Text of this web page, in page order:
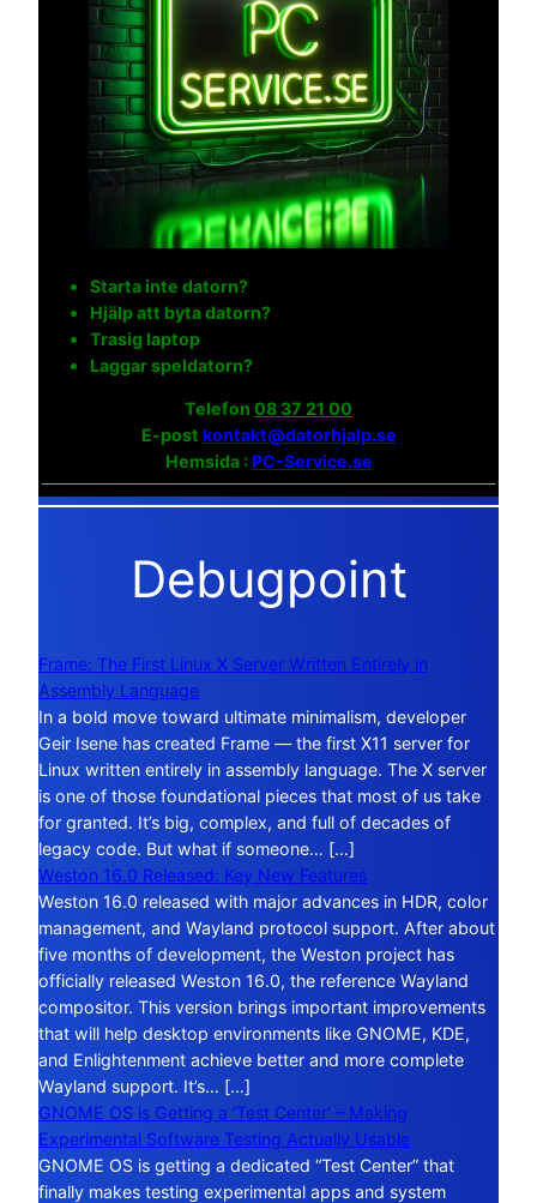
Starta inte datorn?
Hjälp att byta datorn?
Trasig laptop
Laggar speldatorn?
Telefon 08 37 21 00
E-post kontakt@datorhjalp.se
Hemsida :PC-Service.se
Debugpoint
Frame: The First Linux X Server Written Entirely in
Assembly Language
In a bold move toward ultimate minimalism, developer
Geir Isene has created Frame — the first X11 server for
Linux written entirely in assembly language. The X server
is one of those foundational pieces that most of us take
for granted. It’s big, complex, and full of decades of
legacy code. But what if someone… […]
Weston 16.0 Released: Key New Features
Weston 16.0 released with major advances in HDR, color
management, and Wayland protocol support. After about
five months of development, the Weston project has
officially released Weston 16.0, the reference Wayland
compositor. This version brings important improvements
that will help desktop environments like GNOME, KDE,
and Enlightenment achieve better and more complete
Wayland support. It’s… […]
GNOME OS is Getting a ‘Test Center’ – Making
Experimental Software Testing Actually Usable
GNOME OS is getting a dedicated “Test Center” that
finally makes testing experimental apps and system